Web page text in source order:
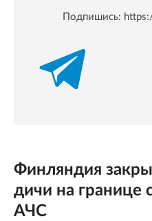
Подпишись:
Финляндия
дичи на границе
АЧС